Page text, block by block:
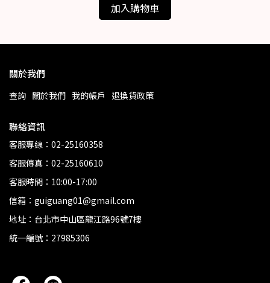
加入購物車
關於我們
查詢 關於我們 我的帳戶 退換貨政策
聯絡資訊
客服專線：02-25160358
客服傳真：02-25160610
客服時間：10:00-17:00
信箱：guiguang01@gmail.com
地址：台北市中山區龍江路96號7樓
統一編號：27985306